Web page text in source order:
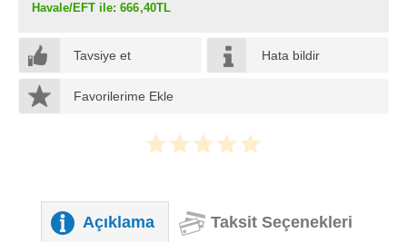
Havale/EFT ile: 666,40TL
Tavsiye et Hata bildir
Favorilerime Ekle
Açıklama Taksit Seçenekleri